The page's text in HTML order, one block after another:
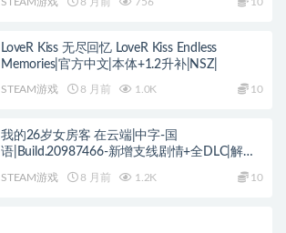
LoveR Kiss 无尽回忆 LoveR Kiss Endless
Memories|官方中文|本体+1.2升补|NSZ|
STEAM游戏 8 月前 1.0K 10
我的26岁女房客 在云端|中字-国
语|Build.20987466-新增支线剧情+全DLC|解压
STEAM游戏 8 月前 1.2K 10